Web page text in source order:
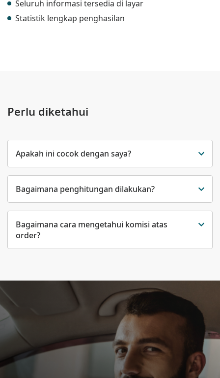
Seluruh informasi tersedia di layar
Statistik lengkap penghasilan
Perlu diketahui
Apakah ini cocok dengan saya?
Bagaimana penghitungan dilakukan?
Bagaimana cara mengetahui komisi atas
order?